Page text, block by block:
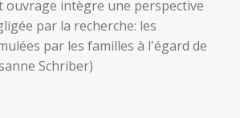
ouvrage intègre une perspective
par la recherche: les
par les familles à l'égard de
Schriber)